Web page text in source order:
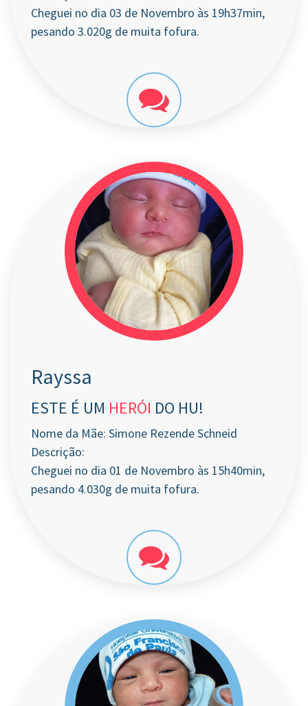
Cheguei no dia 03 de Novembro às 19h37min,
pesando 3.020g de muita fofura.
Rayssa
ESTE É UM HERÓI DO HU!
Nome da Mãe: Simone Rezende Schneid
Descrição:
Cheguei no dia 01 de Novembro às 15h40min,
pesando 4.030g de muita fofura.